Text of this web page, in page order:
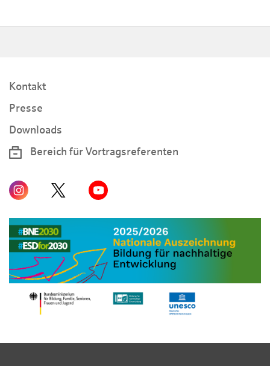
Kontakt
Presse
Downloads
Bereich für Vortragsreferenten